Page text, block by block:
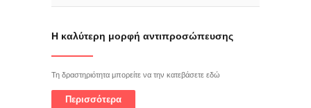
Η καλύτερη μορφή αντιπροσώπευσης
Τη δραστηριότητα μπορείτε να την κατεβάσετε εδώ
Περισσότερα